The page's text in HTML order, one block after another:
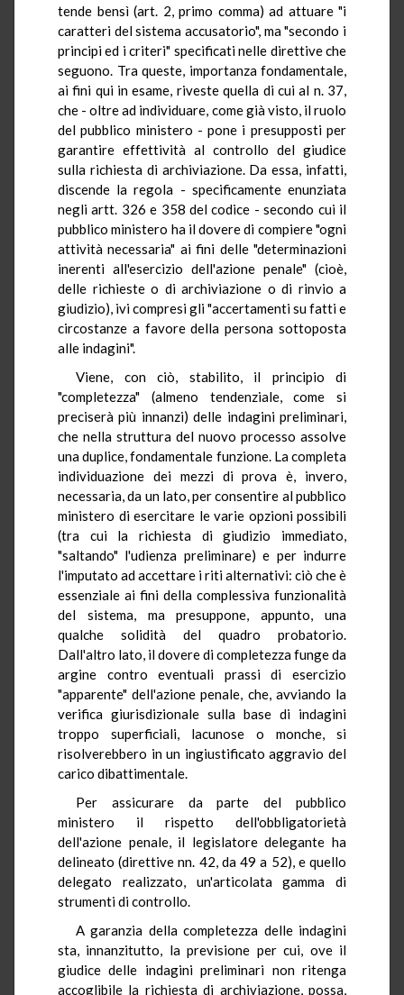
tende bensì (art. 2, primo comma) ad attuare "i
caratteri del sistema accusatorio", ma "secondo i
principi ed i criteri" specificati nelle direttive che
seguono. Tra queste, importanza fondamentale,
ai fini qui in esame, riveste quella di cui al n. 37,
che - oltre ad individuare, come già visto, il ruolo
del pubblico ministero - pone i presupposti per
garantire effettività al controllo del giudice
sulla richiesta di archiviazione. Da essa, infatti,
discende la regola - specificamente enunziata
negli artt. 326 e 358 del codice - secondo cui il
pubblico ministero ha il dovere di compiere "ogni
attività necessaria" ai fini delle "determinazioni
inerenti all'esercizio dell'azione penale" (cioè,
delle richieste o di archiviazione o di rinvio a
giudizio), ivi compresi gli "accertamenti su fatti e
circostanze a favore della persona sottoposta
alle indagini".
Viene, con ciò, stabilito, il principio di
"completezza" (almeno tendenziale, come si
preciserà più innanzi) delle indagini preliminari,
che nella struttura del nuovo processo assolve
una duplice, fondamentale funzione. La completa
individuazione dei mezzi di prova è, invero,
necessaria, da un lato, per consentire al pubblico
ministero di esercitare le varie opzioni possibili
(tra cui la richiesta di giudizio immediato,
"saltando" l'udienza preliminare) e per indurre
l'imputato ad accettare i riti alternativi: ciò che è
essenziale ai fini della complessiva funzionalità
del sistema, ma presuppone, appunto, una
qualche solidità del quadro probatorio.
Dall'altro lato, il dovere di completezza funge da
argine contro eventuali prassi di esercizio
"apparente" dell'azione penale, che, avviando la
verifica giurisdizionale sulla base di indagini
troppo superficiali, lacunose o monche, si
risolverebbero in un ingiustificato aggravio del
carico dibattimentale.
Per assicurare da parte del pubblico
ministero il rispetto dell'obbligatorietà
dell'azione penale, il legislatore delegante ha
delineato (direttive nn. 42, da 49 a 52), e quello
delegato realizzato, un'articolata gamma di
strumenti di controllo.
A garanzia della completezza delle indagini
sta, innanzitutto, la previsione per cui, ove il
giudice delle indagini preliminari non ritenga
accoglibile la richiesta di archiviazione, possa,